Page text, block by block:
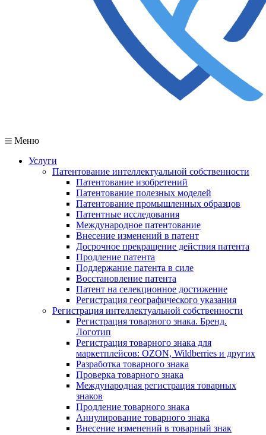
Меню
Услуги
Патентование интеллектуальной собственности
Патентование изобретений
Патентование полезных моделей
Патентование промышленных образцов
Патентные исследования
Международное патентование
Внесение изменений в патент
Досрочное прекращение действия патента
Продление патента
Поддержание патента в силе
Восстановление патента
Патент на селекционное достижение
Регистрация географического указания
Регистрация интеллектуальной собственности
Регистрация товарного знака. Бренд.
Логотип
Регистрация товарного знака для
маркетплейсов: OZON, Wildberries и других
Разработка товарного знака
Проверка товарного знака
Международная регистрация товарных
знаков
Продление товарного знака
Аннулирование товарного знака
Внесение изменений в товарный знак